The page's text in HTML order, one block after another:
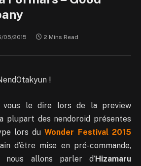
05/2015 2 Mins Read
!
vous le dire lors de la preview
plupart des nendoroid présentes
lors duWonder Festival 2015
d’être mise en pré-commande,
nous allons parler d’Hizamaru